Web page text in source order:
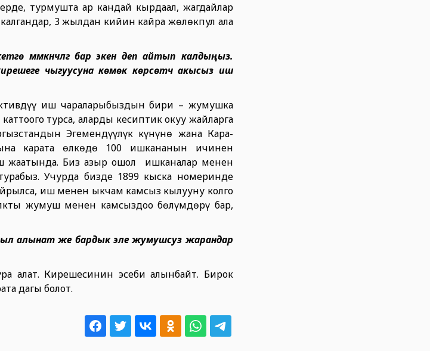
турмушта ар кандай кырдаал, жагдайлар
3 жылдан кийин кайра жөлөкпул ала
мүмкүнчүлүгү бар экен деп айтып калдыңыз.
чыгуусуна көмөк көрсөтүүчү акысыз иш
иш чараларыбыздын бири – жумушка
турса, аларды кесиптик окуу жайларга
Эгемендүүлүк күнүнө жана Кара-
карата өлкөдө 100 ишкананын ичинен
жаатында. Биз азыр ошол ишканалар менен
Учурда бизде 1899 кыска номеринде
иш менен ыкчам камсыз кылууну колго
жумуш менен камсыздоо бөлүмдөрү бар,
алынат же бардык эле жумушсуз жарандар
алат. Кирешесинин эсеби алынбайт. Бирок
дагы болот.